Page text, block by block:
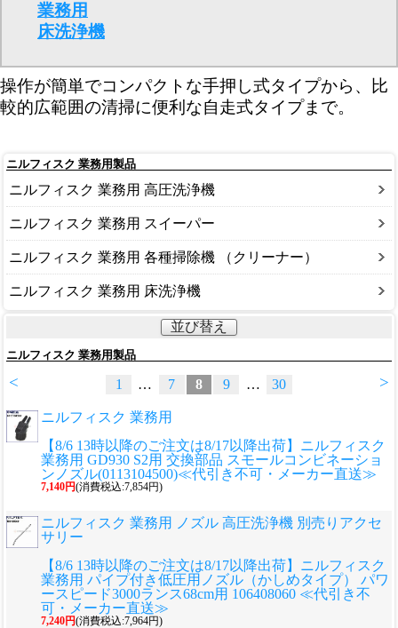
業務用
床洗浄機
操作が簡単でコンパクトな手押し式タイプから、比
較的広範囲の清掃に便利な自走式タイプまで。
ニルフィスク 業務用製品
ニルフィスク 業務用 高圧洗浄機
ニルフィスク 業務用 スイーパー
ニルフィスク 業務用 各種掃除機 （クリーナー）
ニルフィスク 業務用 床洗浄機
並び替え
ニルフィスク 業務用製品
< >
1 … 7 8 9 … 30
ニルフィスク 業務用
【8/6 13時以降のご注文は8/17以降出荷】ニルフィスク
業務用 GD930 S2用 交換部品 スモールコンビネーショ
ンノズル(0113104500)≪代引き不可・メーカー直送≫
7,140円(消費税込:7,854円)
ニルフィスク 業務用 ノズル 高圧洗浄機 別売りアクセ
サリー
【8/6 13時以降のご注文は8/17以降出荷】ニルフィスク
業務用 パイプ付き低圧用ノズル（かしめタイプ） パワ
ースピード3000ランス68cm用 106408060 ≪代引き不
可・メーカー直送≫
7,240円(消費税込:7,964円)